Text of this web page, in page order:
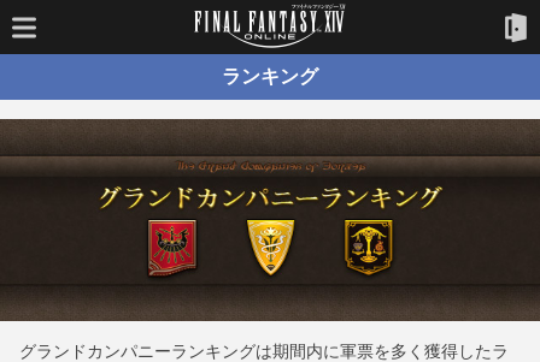
ランキング
グランドカンパニーランキングは期間内に軍票を多く獲得したラ